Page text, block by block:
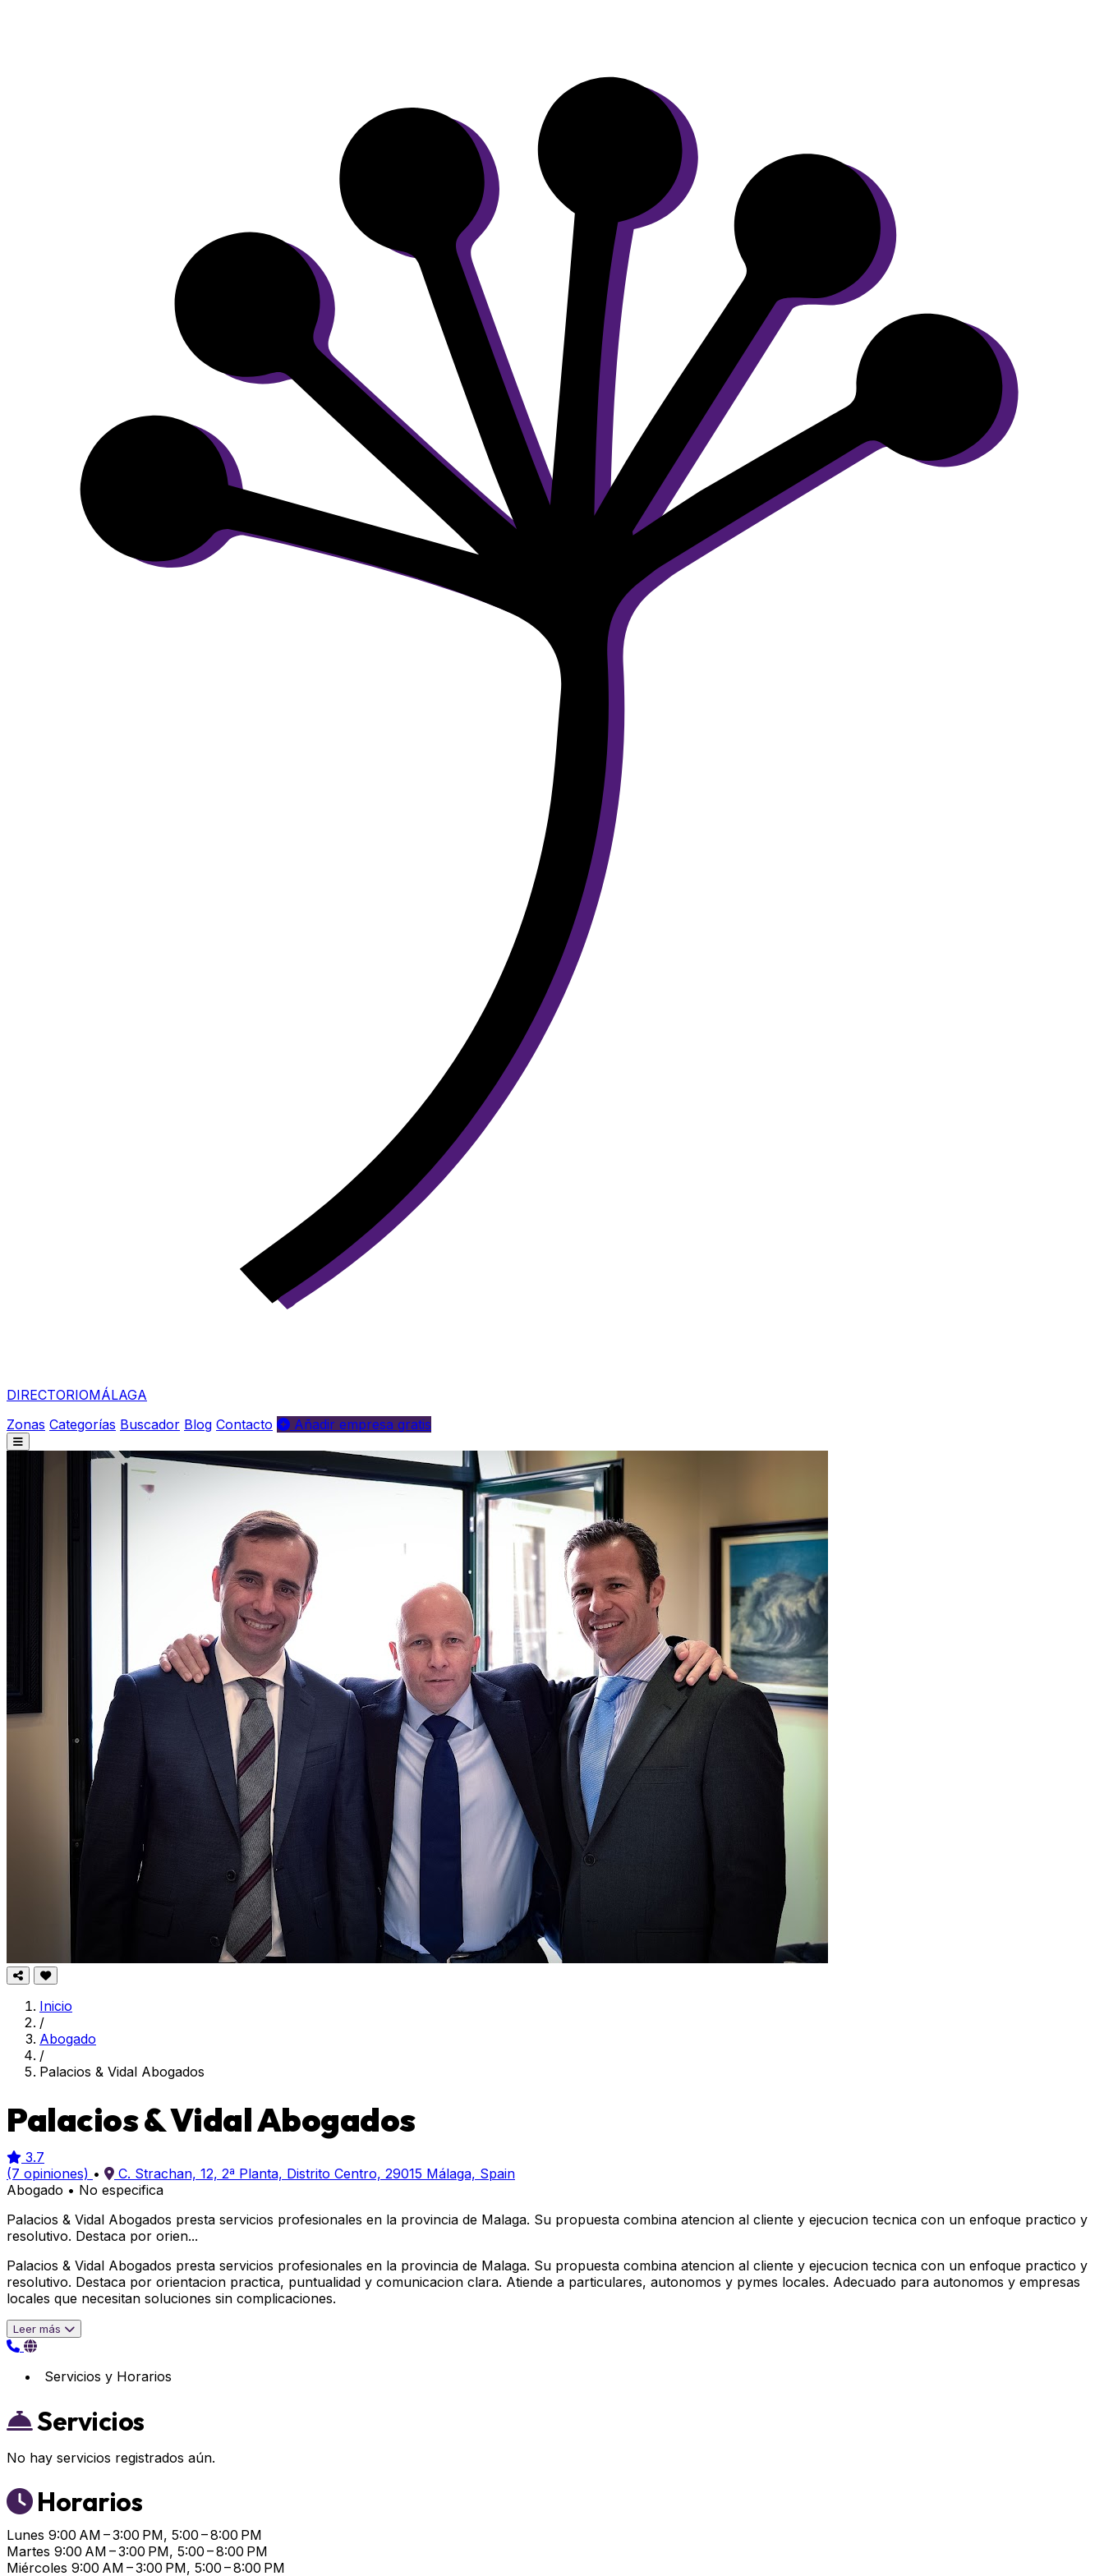
DIRECTORIOMÁLAGA
Zonas Categorías Buscador Blog Contacto Añadir empresa gratis
Inicio
/
Abogado
/
Palacios & Vidal Abogados
Palacios & Vidal Abogados
3.7
(7 opiniones) •
C. Strachan, 12, 2ª Planta, Distrito Centro, 29015 Málaga, Spain
Abogado • No especifica
Palacios & Vidal Abogados presta servicios profesionales en la provincia de Malaga. Su propuesta combina atencion al cliente y ejecucion tecnica con un enfoque practico y
resolutivo. Destaca por orien...
Palacios & Vidal Abogados presta servicios profesionales en la provincia de Malaga. Su propuesta combina atencion al cliente y ejecucion tecnica con un enfoque practico y
resolutivo. Destaca por orientacion practica, puntualidad y comunicacion clara. Atiende a particulares, autonomos y pymes locales. Adecuado para autonomos y empresas
locales que necesitan soluciones sin complicaciones.
Leer más
Servicios y Horarios
Servicios
No hay servicios registrados aún.
Horarios
Lunes 9:00 AM – 3:00 PM, 5:00 – 8:00 PM
Martes 9:00 AM – 3:00 PM, 5:00 – 8:00 PM
Miércoles 9:00 AM – 3:00 PM, 5:00 – 8:00 PM